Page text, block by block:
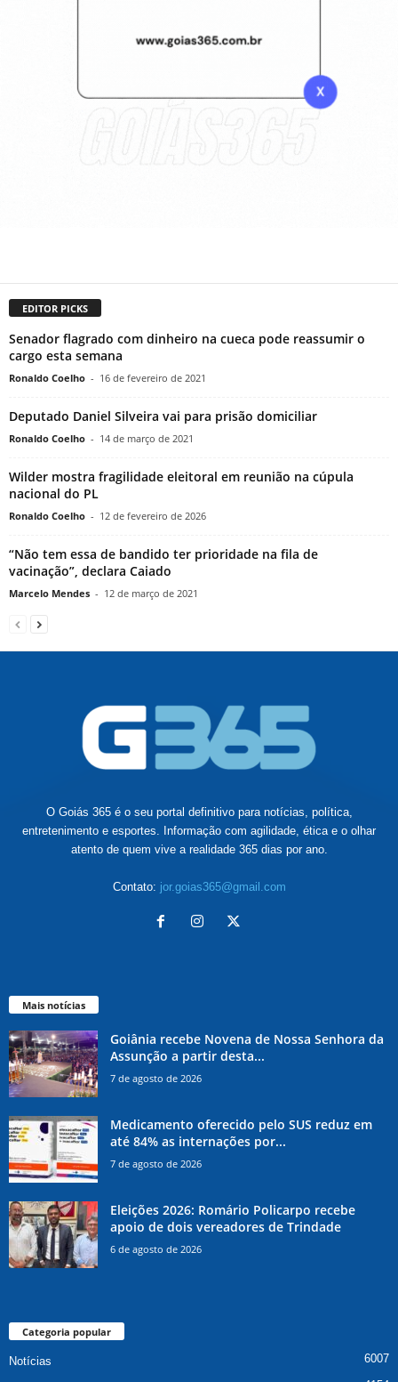
EDITOR PICKS
Senador flagrado com dinheiro na cueca pode reassumir o
cargo esta semana
Ronaldo Coelho - 16 de fevereiro de 2021
Deputado Daniel Silveira vai para prisão domiciliar
Ronaldo Coelho - 14 de março de 2021
Wilder mostra fragilidade eleitoral em reunião na cúpula
nacional do PL
Ronaldo Coelho - 12 de fevereiro de 2026
“Não tem essa de bandido ter prioridade na fila de
vacinação”, declara Caiado
Marcelo Mendes - 12 de março de 2021
O Goiás 365 é o seu portal definitivo para notícias, política,
entretenimento e esportes. Informação com agilidade, ética e o olhar
atento de quem vive a realidade 365 dias por ano.
Contato: jor.goias365@gmail.com
Mais notícias
Goiânia recebe Novena de Nossa Senhora da
Assunção a partir desta...
7 de agosto de 2026
Medicamento oferecido pelo SUS reduz em
até 84% as internações por...
7 de agosto de 2026
Eleições 2026: Romário Policarpo recebe
apoio de dois vereadores de Trindade
6 de agosto de 2026
Categoria popular
Notícias 6007